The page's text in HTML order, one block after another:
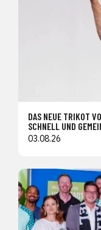
DAS NEUE TRIKOT
SCHNELL UND
03.08.26